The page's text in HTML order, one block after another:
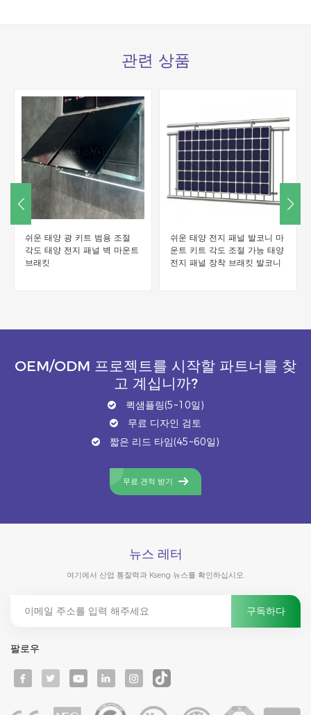
관련 상품
쉬운 태양 광 키트 범용 조절
각도 태양 전지 패널 벽 마운트
브래킷
쉬운 태양 전지 패널 발코니 마
운트 키트 각도 조절 가능 태양
전지 패널 장착 브래킷 발코니
OEM/ODM 프로젝트를 시작할 파트너를 찾
고 계십니까?
퀵샘플링(5~10일)
무료 디자인 검토
짧은 리드 타임(45~60일)
무료 견적 받기
뉴스 레터
여기에서 산업 통찰력과 Kseng 뉴스를 확인하십시오.
팔로우